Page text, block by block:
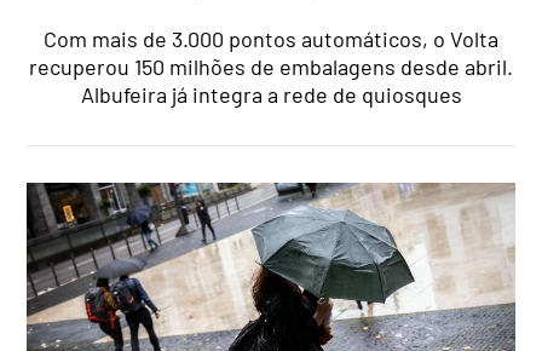
Com mais de 3.000 pontos automáticos, o Volta
recuperou 150 milhões de embalagens desde abril.
Albufeira já integra a rede de quiosques